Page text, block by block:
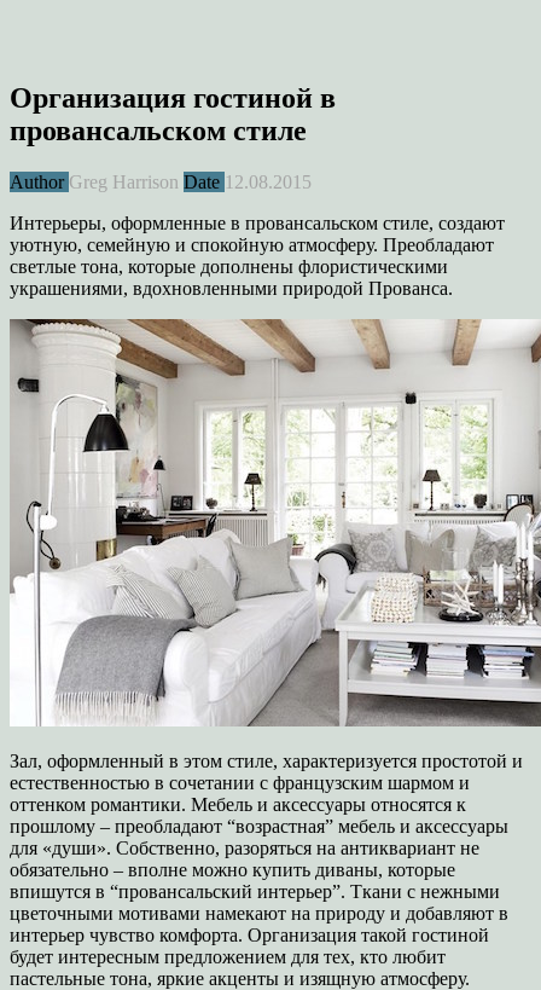
Организация гостиной в
провансальском стиле
Author Greg Harrison Date 12.08.2015
Интерьеры, оформленные в провансальском стиле, создают
уютную, семейную и спокойную атмосферу. Преобладают
светлые тона, которые дополнены флористическими
украшениями, вдохновленными природой Прованса.
Зал, оформленный в этом стиле, характеризуется простотой и
естественностью в сочетании с французским шармом и
оттенком романтики. Мебель и аксессуары относятся к
прошлому – преобладают “возрастная” мебель и аксессуары
для «души». Собственно, разоряться на антиквариант не
обязательно – вполне можно купить диваны, которые
впишутся в “провансальский интерьер”. Ткани с нежными
цветочными мотивами намекают на природу и добавляют в
интерьер чувство комфорта. Организация такой гостиной
будет интересным предложением для тех, кто любит
пастельные тона, яркие акценты и изящную атмосферу.